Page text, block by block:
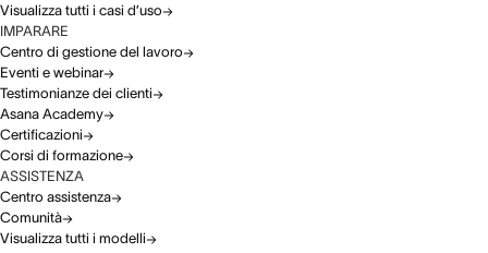
Visualizza tutti i casi d’uso
IMPARARE
Centro di gestione del lavoro
Eventi e webinar
Testimonianze dei clienti
Asana Academy
Certificazioni
Corsi di formazione
ASSISTENZA
Centro assistenza
Comunità
Visualizza tutti i modelli